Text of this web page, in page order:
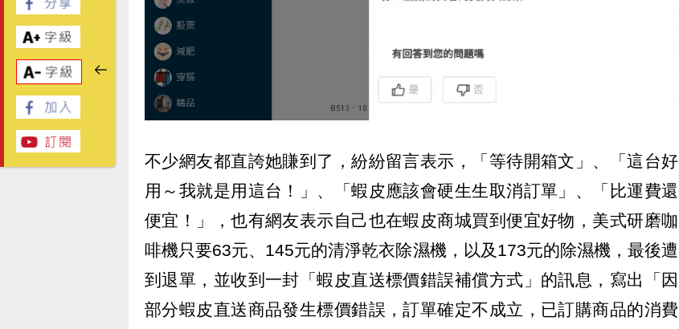
不少網友都直誇她賺到了，紛紛留言表示，「等待開箱文」、「這台好
用～我就是用這台！」、「蝦皮應該會硬生生取消訂單」、「比運費還
便宜！」，也有網友表示自己也在蝦皮商城買到便宜好物，美式研磨咖
啡機只要63元、145元的清淨乾衣除濕機，以及173元的除濕機，最後遭
到退單，並收到一封「蝦皮直送標價錯誤補償方式」的訊息，寫出「因
部分蝦皮直送商品發生標價錯誤，訂單確定不成立，已訂購商品的消費